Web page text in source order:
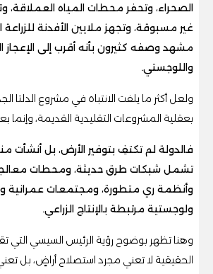
الصحراء، وتحفر محطات المياه العملاقة،
غير مسبوقة، وتجهز ملايين الأفدنة للزراعة
مشهد وصفه كثيرون بأنه أقرب إلى الإعجاز
واللوجستي.
ولعل أكثر ما يلفت الانتباه في مشروع الدلتا
بعقلية المشروعات التقليدية القديمة، وإنما
فالدولة لم تكتفِ بتوفير الأرض، بل أنشأت
تشمل شبكات طرق حديثة، ومحطات
وأنظمة ري متطورة، ومجتمعات عمرانية
ولوجستية مرتبطة بالإنتاج الزراعي.
وهنا تظهر بوضوح رؤية الرئيس السيسي التي
الحقيقية لا تعني مجرد استصلاح أراضٍ، بل